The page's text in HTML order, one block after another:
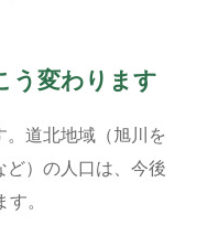
う変わります
。道北地域（旭川を
ど）の人口は、今後
。